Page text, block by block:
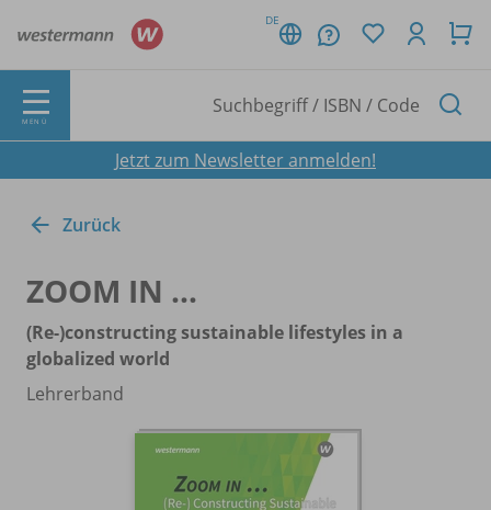
DE
MENÜ
Jetzt zum Newsletter anmelden!
Zurück
ZOOM IN ...
(Re-)constructingsustainable lifestyles in a
globalized world
Lehrerband